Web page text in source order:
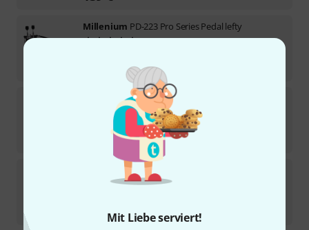
Mit Liebe serviert!
Millenium PD-223 Pro Series Pedal lefty
4
MilleniumDrive Shaft Key Bolts 6-pack
Sofort lieferbar
€
MilleniumPD-122 Pro Bass Drum P B-Stock
6